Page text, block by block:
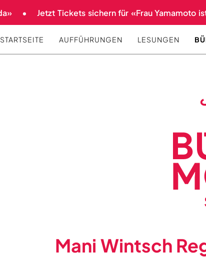
Jetzt Tickets sichern für «Frau Yamamoto ist
STARTSEITE AUFFÜHRUNGEN LESUNGEN
Mani Wintsch